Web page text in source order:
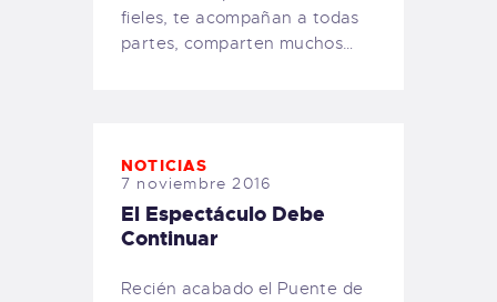
fieles, te acompañan a todas
partes, comparten muchos…
NOTICIAS
7 noviembre 2016
El Espectáculo Debe
Continuar
Recién acabado el Puente de